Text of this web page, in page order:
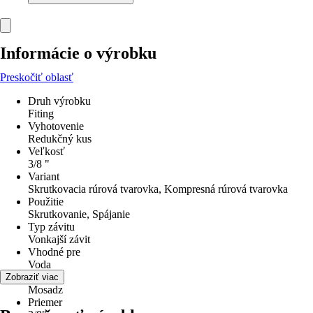
Informácie o výrobku
Preskočiť oblasť
Druh výrobku
Fiting
Vyhotovenie
Redukčný kus
Veľkosť
3/8 "
Variant
Skrutkovacia rúrová tvarovka, Kompresná rúrová tvarovka
Použitie
Skrutkovanie, Spájanie
Typ závitu
Vonkajší závit
Vhodné pre
Voda
Materiál
Mosadz
Priemer
Zobraziť viac